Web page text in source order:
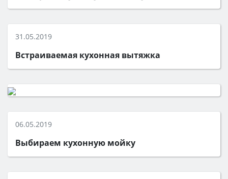
31.05.2019
Встраиваемая кухонная вытяжка
06.05.2019
Выбираем кухонную мойку